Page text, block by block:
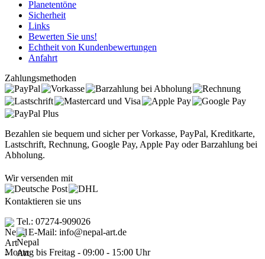
Planetentöne
Sicherheit
Links
Bewerten Sie uns!
Echtheit von Kundenbewertungen
Anfahrt
Zahlungsmethoden
Bezahlen sie bequem und sicher per Vorkasse, PayPal, Kreditkarte,
Lastschrift, Rechnung, Google Pay, Apple Pay oder Barzahlung bei
Abholung.
Wir versenden mit
Kontaktieren sie uns
Tel.: 07274-909026
E-Mail: info@nepal-art.de
Montag bis Freitag - 09:00 - 15:00 Uhr